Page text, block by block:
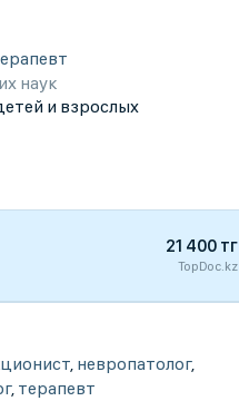
наук
и взрослых
21 400 тг
TopDoc.kz
, невропатолог,
, терапевт